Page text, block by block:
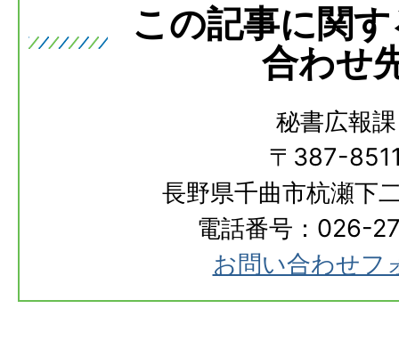
この記事に関
合わせ
秘書広報課
〒387-
長野県千曲市杭瀬下
電話番号：026-
お問い合わせフ